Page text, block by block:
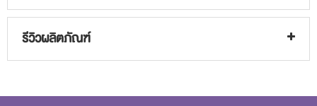
รีวิวผลิตภัณฑ์